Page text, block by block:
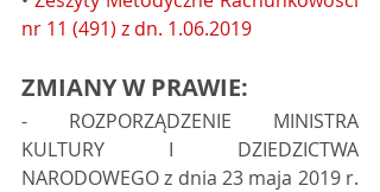
nr 11 (491) z dn. 1.06.2019
ZMIANY W PRAWIE:
- ROZPORZĄDZENIE MINISTRA
KULTURY I DZIEDZICTWA
NARODOWEGO z dnia 23 maja 2019 r.